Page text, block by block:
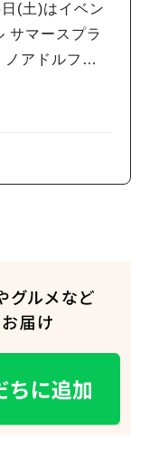
日(土)はイベン
サマースプラ
ノアドルフィ